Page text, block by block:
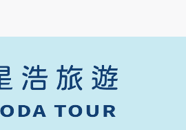
：
件地址、聯絡方式及使用時間等。
自行記錄相關行徑，包括您使用連線
、使用的瀏覽器、瀏覽及點選資料記
服務的參考依據，此記錄為內部應